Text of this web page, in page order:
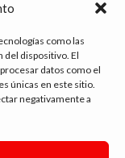
como las
del dispositivo. El
datos como el
únicas en este sitio.
negativamente a